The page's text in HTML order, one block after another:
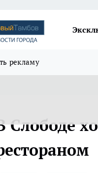
рекламу
Слободе